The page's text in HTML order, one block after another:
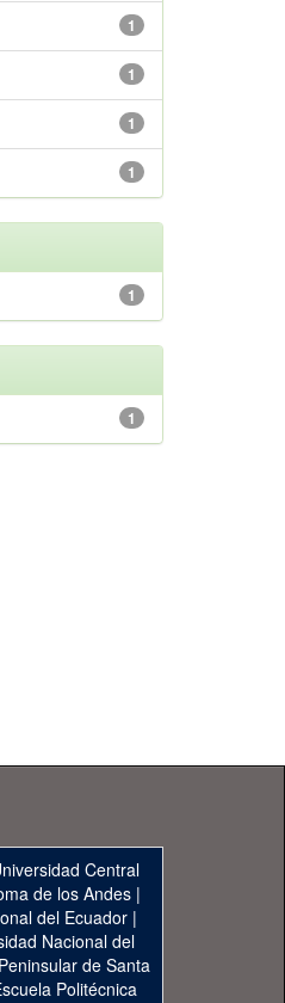
1
1
1
1
1
1
Central
de los Andes|
del Ecuador|
Nacional del
de Santa
Politécnica